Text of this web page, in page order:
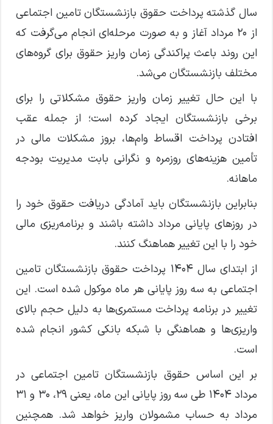
سال گذشته پرداخت حقوق بازنشستگان تامین اجتماعی
از ۲۰ مرداد آغاز و به صورت مرحله‌ای انجام می‌گرفت که
این روند باعث پراکندگی زمان واریز حقوق برای گروه‌های
مختلف بازنشستگان می‌شد.
با این حال تغییر زمان واریز حقوق مشکلاتی را برای
برخی بازنشستگان ایجاد کرده است؛ از جمله عقب
افتادن پرداخت اقساط وام‌ها، بروز مشکلات مالی در
تأمین هزینه‌های روزمره و نگرانی بابت مدیریت بودجه
ماهانه.
بنابراین بازنشستگان باید آمادگی دریافت حقوق خود را
در روزهای پایانی مرداد داشته باشند و برنامه‌ریزی مالی
خود را با این تغییر هماهنگ کنند.
از ابتدای سال ۱۴۰۴ پرداخت حقوق بازنشستگان تامین
اجتماعی به سه روز پایانی هر ماه موکول شده است. این
تغییر در برنامه پرداخت مستمری‌ها به دلیل حجم بالای
واریزی‌ها و هماهنگی با شبکه بانکی کشور انجام شده
است.
بر این اساس حقوق بازنشستگان تامین اجتماعی در
مرداد ۱۴۰۴ طی سه روز پایانی این ماه، یعنی ۲۹، ۳۰ و ۳۱
مرداد به حساب مشمولان واریز خواهد شد. همچنین